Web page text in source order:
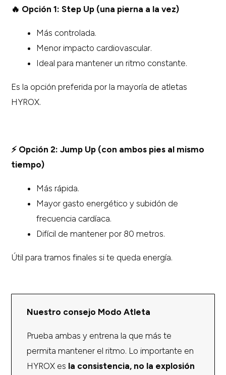
🔥 Opción 1: Step Up (una pierna a la vez)
Más controlada.
Menor impacto cardiovascular.
Ideal para mantener un ritmo constante.
Es la opción preferida por la mayoría de atletas
HYROX.
⚡ Opción 2: Jump Up (con ambos pies al mismo
tiempo)
Más rápida.
Mayor gasto energético y subidón de
frecuencia cardíaca.
Difícil de mantener por 80 metros.
Útil para tramos finales si te queda energía.
Nuestro consejo Modo Atleta
Prueba ambas y entrena la que más te
permita mantener el ritmo. Lo importante en
HYROX es la consistencia, no la explosión